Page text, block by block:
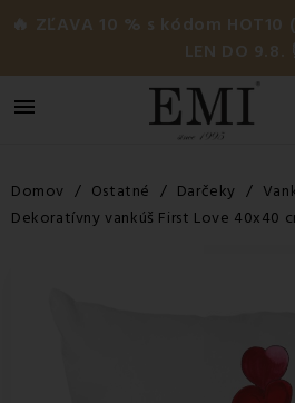
🔥 ZĽAVA 10 % s kódom
LEN DO 9.8.

Domov Ostatné Darčeky
Dekoratívny vankúš First Love 40x40